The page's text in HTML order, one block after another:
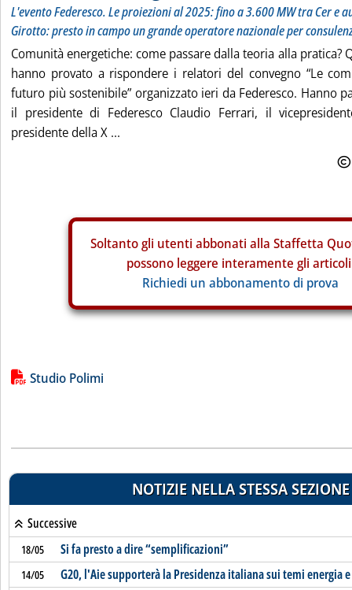
L'evento Federesco. Le proiezioni al 2025: fino a 3.600 MW tra Cer e
Girotto: presto in campo un grande operatore nazionale per
Comunità energetiche: come passare dalla teoria alla pratica?
hanno provato a rispondere i relatori del convegno “Le
futuro più sostenibile” organizzato ieri da Federesco. Hanno
il presidente di Federesco Claudio Ferrari, il
presidente della X ...
Soltanto gli utenti abbonati alla Staffetta
possono leggere interamente gli
Richiedi un abbonamento di prova
Lista allegati PDF alla notizia
Studio Polimi
NOTIZIE NELLA STESSA SEZIONE
Successive
18/05 Si fa presto a dire “semplificazioni”
14/05 G20, l'Aie supporterà la Presidenza italiana sui temi energia